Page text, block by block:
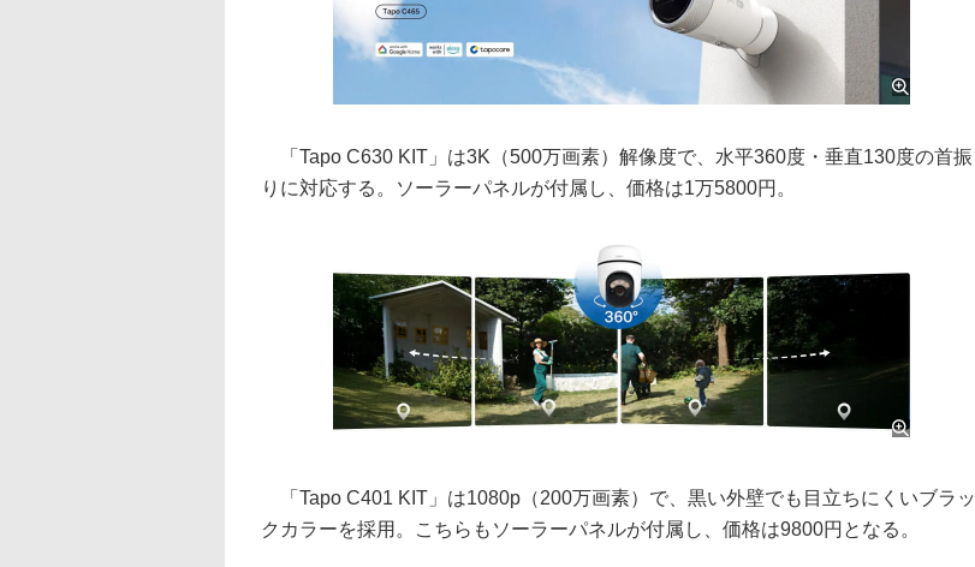
「Tapo C630 KIT」は3K（500万画素）解像度で、水平360度・垂直130度の首振
りに対応する。ソーラーパネルが付属し、価格は1万5800円。
「Tapo C401 KIT」は1080p（200万画素）で、黒い外壁でも目立ちにくいブラッ
クカラーを採用。こちらもソーラーパネルが付属し、価格は9800円となる。